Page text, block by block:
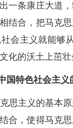
一条康庄大道
结合，把马克
会主义就能够
化的沃土上茁
国特色社会主
思主义的基本
合，使得马克